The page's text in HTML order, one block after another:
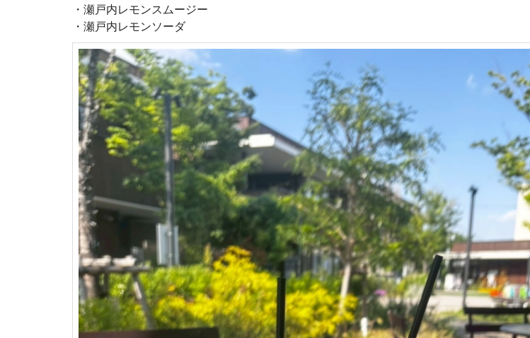
・瀬戸内レモンスムージー
・瀬戸内レモンソーダ